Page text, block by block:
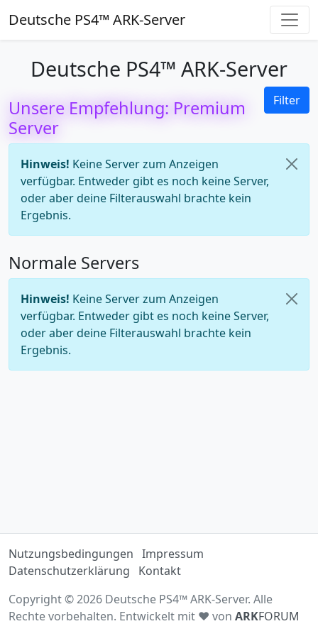
Deutsche PS4™ ARK-Server
Deutsche PS4™ ARK-Server
Filter
Unsere Empfehlung: Premium
Server
Hinweis! Keine Server zum Anzeigen
verfügbar. Entweder gibt es noch keine Server,
oder aber deine Filterauswahl brachte kein
Ergebnis.
Normale Servers
Hinweis! Keine Server zum Anzeigen
verfügbar. Entweder gibt es noch keine Server,
oder aber deine Filterauswahl brachte kein
Ergebnis.
Nutzungsbedingungen Impressum
Datenschutzerklärung
Kontakt
Copyright © 2026 Deutsche PS4™ ARK-Server. Alle
Rechte vorbehalten. Entwickelt mit ♥ von ARKFORUM